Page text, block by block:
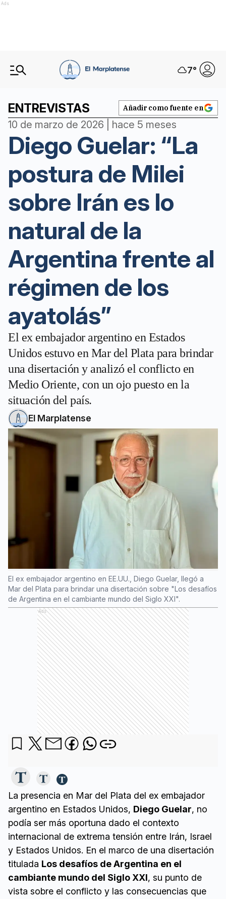
Ads
7°
ENTREVISTAS Añadir como fuente en
10 de marzo de 2026 | hace 5 meses
Diego Guelar: “La
postura de Milei
sobre Irán es lo
natural de la
Argentina frente al
régimen de los
ayatolás”
El ex embajador argentino en Estados
Unidos estuvo en Mar del Plata para brindar
una disertación y analizó el conflicto en
Medio Oriente, con un ojo puesto en la
situación del país.
El Marplatense
El ex embajador argentino en EE.UU., Diego Guelar, llegó a
Mar del Plata para brindar una disertación sobre "Los desafíos
de Argentina en el cambiante mundo del Siglo XXI".
Ads
La presencia en Mar del Plata del ex embajador
argentino en Estados Unidos, Diego Guelar, no
podía ser más oportuna dado el contexto
internacional de extrema tensión entre Irán, Israel
y Estados Unidos. En el marco de una disertación
titulada Los desafíos de Argentina en el
cambiante mundo del Siglo XXI, su punto de
vista sobre el conflicto y las consecuencias que